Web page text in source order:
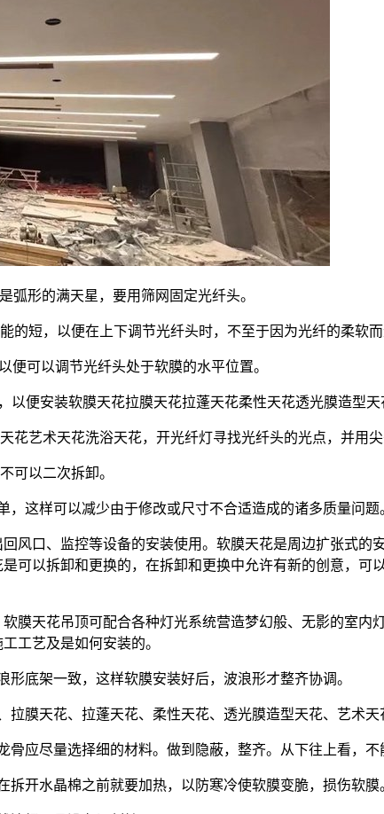
弧形的满天星，要用筛网固定光纤头。
的短，以便在上下调节光纤头时，不至于因为光纤的柔软
可以调节光纤头处于软膜的水平位置。
便安装软膜天花拉膜天花拉蓬天花柔性天花透光膜造型
花艺术天花洗浴天花，开光纤灯寻找光纤头的光点，并用
可以二次拆卸。
这样可以减少由于修改或尺寸不合适造成的诸多质量问题
风口、监控等设备的安装使用。软膜天花是周边扩张式
可以拆卸和更换的，在拆卸和更换中允许有新的创意，
膜天花吊顶可配合各种灯光系统营造梦幻般、无影的室
工艺及是如何安装的。
底架一致，这样软膜安装好后，波浪形才整齐协调。
膜天花、拉蓬天花、柔性天花、透光膜造型天花、艺术天
应尽量选择细的材料。做到隐蔽，整齐。从下往上看，不
开水晶棉之前就要加热，以防寒冷使软膜变脆，损伤软膜